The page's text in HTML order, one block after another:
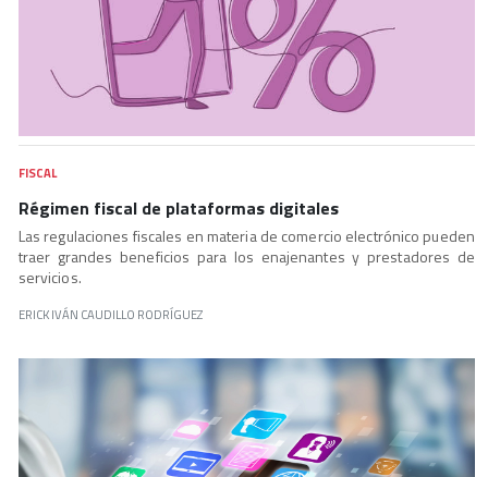
FISCAL
Régimen fiscal de plataformas digitales
Las regulaciones fiscales en materia de comercio electrónico pueden
traer grandes beneficios para los enajenantes y prestadores de
servicios.
ERICK IVÁN CAUDILLO RODRÍGUEZ